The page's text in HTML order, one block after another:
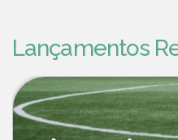
Lançamentos